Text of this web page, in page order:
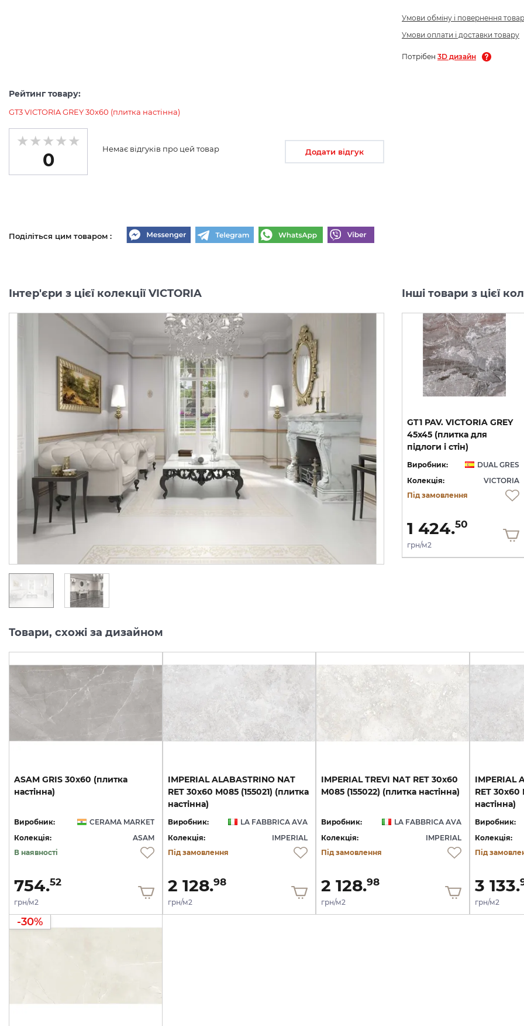
Умови обміну і повернення
Умови оплати і доставки товару
Потрібен 3D дизайн
Рейтинг товару:
GT3 VICTORIA GREY 30x60 (плитка настінна)
0
Немає відгуків про цей товар Додати відгук
Поділіться цим товаром :
Інтер'єри з цієї колекції VICTORIA Інші товари з цієї
GT1 PAV. VICTORIA GREY
45x45 (плитка для
підлоги і стін)
Виробник:
DUAL GRES
Колекція:
VICTORIA
Під замовлення
1 424.50
грн/м2
Товари, схожі за дизайном
ASAM GRIS 30х60 (плитка
настінна)
Виробник:
CERAMA MARKET
Колекція:
ASAM
В наявності
754.52
грн/м2
IMPERIAL ALABASTRINO NAT
RET 30х60 M085 (155021) (плитка
настінна)
Виробник:
LA FABBRICA AVA
Колекція:
IMPERIAL
Під замовлення
2 128.98
грн/м2
IMPERIAL TREVI NAT RET 30х60
M085 (155022) (плитка настінна)
Виробник:
LA FABBRICA AVA
Колекція:
IMPERIAL
Під замовлення
2 128.98
грн/м2
IMPERIAL
RET 30х60
настінна)
Виробник:
Колекція:
Під
3 133.
грн/м2
-30%